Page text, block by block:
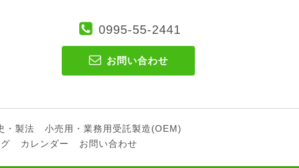
0995-55-2441
お問い合わせ
・製法
小売用・業務用受託製造(OEM)
カレンダー お問い合わせ